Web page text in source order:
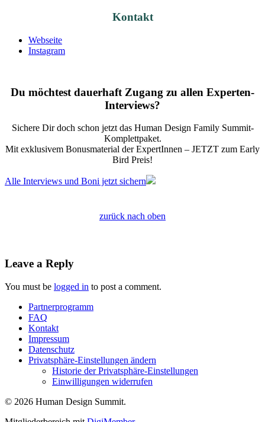
Kontakt
Webseite
Instagram
Du möchtest dauerhaft Zugang zu allen Experten-
Interviews?
Sichere Dir doch schon jetzt das Human Design Family Summit-
Komplettpaket.
Mit exklusivem Bonusmaterial der ExpertInnen – JETZT zum Early
Bird Preis!
Alle Interviews und Boni jetzt sichern
zurück nach oben
Leave a Reply
You must be logged in to post a comment.
Partnerprogramm
FAQ
Kontakt
Impressum
Datenschutz
Privatsphäre-Einstellungen ändern
Historie der Privatsphäre-Einstellungen
Einwilligungen widerrufen
© 2026 Human Design Summit.